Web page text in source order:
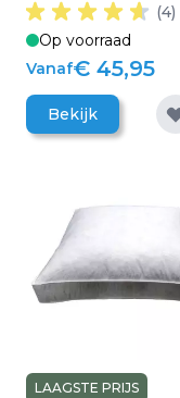
(4)
Op voorraad
Vanaf€ 45,95
Bekijk
LAAGSTE PRIJS